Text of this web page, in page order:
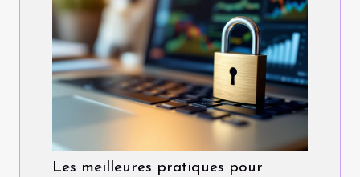
Les meilleures pratiques pour